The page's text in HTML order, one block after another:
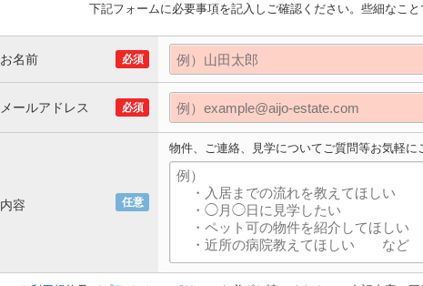
下記フォームに必要事項を記入しご確認ください。些細なこ
お名前 必須
メールアドレス 必須
内容 任意
物件、ご連絡、見学についてご質問等お気軽に